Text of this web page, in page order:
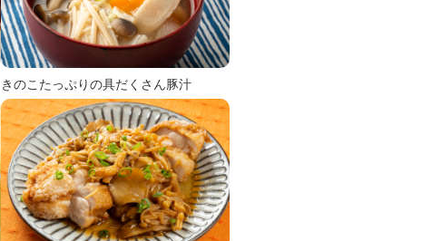
きのこたっぷりの具だくさん豚汁